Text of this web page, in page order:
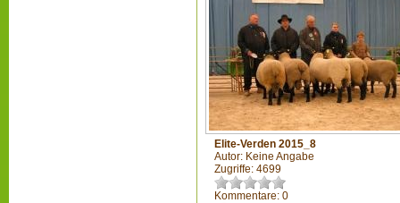
Elite-Verden 2015_8
Autor: Keine Angabe
Zugriffe: 4699
Kommentare: 0